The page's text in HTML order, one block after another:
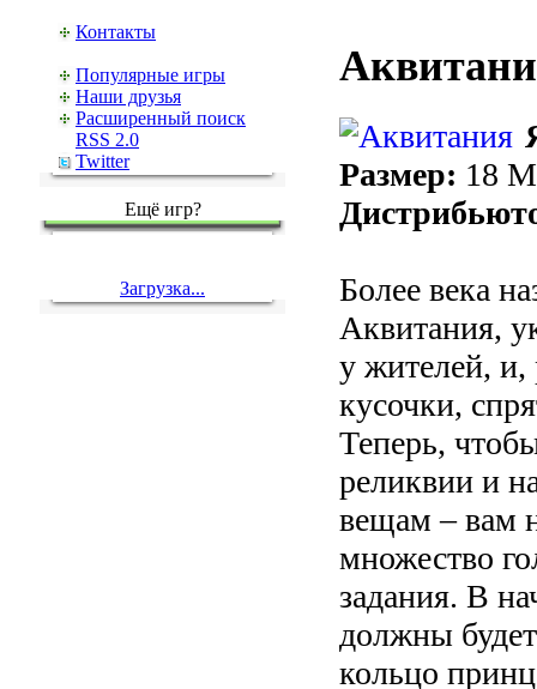
Контакты
Популярные игры
Наши друзья
Расширенный поиск
RSS 2.0
Twitter
Ещё игр?
Загрузка...
Размер: 18
Более века
Аквитания,
у жителей, и,
кусочки,
Теперь,
реликвии и
вещам – вам
множество
задания. В
должны
кольцо